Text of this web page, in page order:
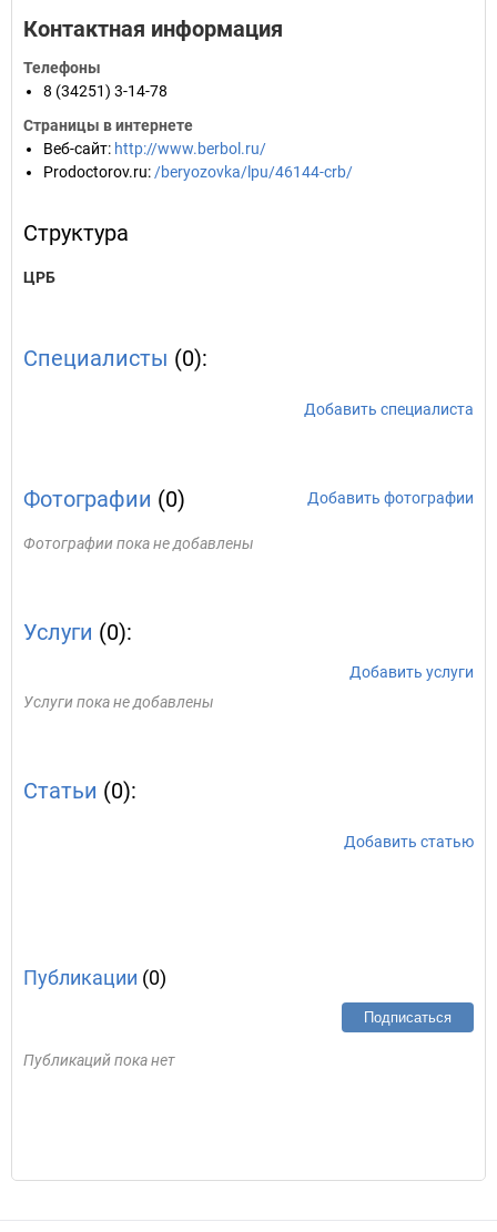
Контактная информация
Телефоны
8 (34251) 3-14-78
Страницы в интернете
Веб-сайт: http://www.berbol.ru/
Prodoctorov.ru: /beryozovka/lpu/46144-crb/
Структура
ЦРБ
Специалисты (0):
Добавить специалиста
Фотографии (0) Добавить фотографии
Фотографии пока не добавлены
Услуги (0):
Добавить услуги
Услуги пока не добавлены
Статьи (0):
Добавить статью
Публикации (0)
Подписаться
Публикаций пока нет